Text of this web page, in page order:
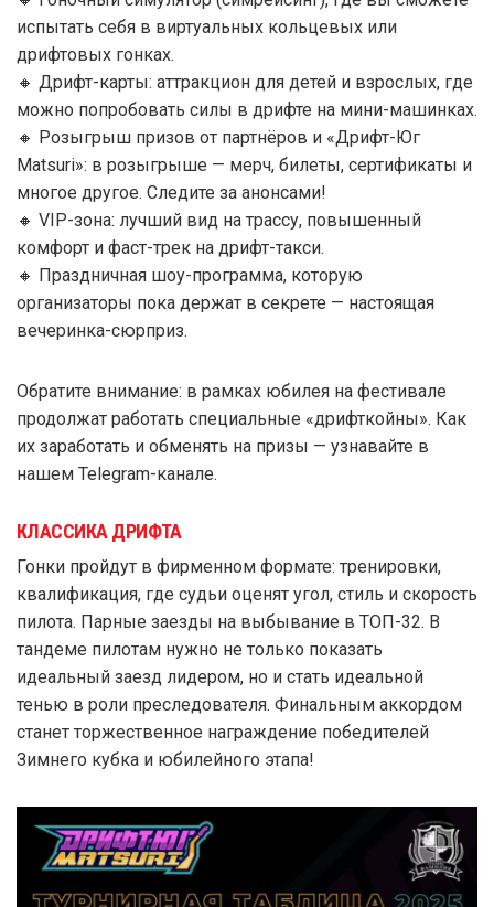
испытать себя в виртуальных кольцевых или
дрифтовых гонках.
🔸 Дрифт-карты: аттракцион для детей и взрослых, где
можно попробовать силы в дрифте на мини-машинках.
🔸 Розыгрыш призов от партнёров и «Дрифт-Юг
Matsuri»: в розыгрыше — мерч, билеты, сертификаты и
многое другое. Следите за анонсами!
🔸 VIP-зона: лучший вид на трассу, повышенный
комфорт и фаст-трек на дрифт-такси.
🔸 Праздничная шоу-программа, которую
организаторы пока держат в секрете — настоящая
вечеринка-сюрприз.
Обратите внимание: в рамках юбилея на фестивале
продолжат работать специальные «дрифткойны». Как
их заработать и обменять на призы — узнавайте в
нашем Telegram-канале.
КЛАССИКА ДРИФТА
Гонки пройдут в фирменном формате: тренировки,
квалификация, где судьи оценят угол, стиль и скорость
пилота. Парные заезды на выбывание в ТОП-32. В
тандеме пилотам нужно не только показать
идеальный заезд лидером, но и стать идеальной
тенью в роли преследователя. Финальным аккордом
станет торжественное награждение победителей
Зимнего кубка и юбилейного этапа!